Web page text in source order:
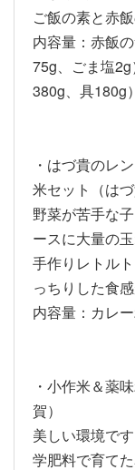
ご飯の素と赤
内容量：赤飯
75g、ごま塩
380g、具180g）
・はづ貴のレ
米セット（はづ
野菜が苦手な
ースに大量の
手作りレトル
っちりした食
内容量：カレ
・小作米＆薬
賀）
美しい環境で
学肥料で育て